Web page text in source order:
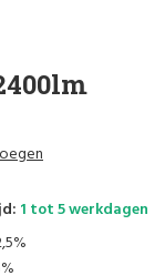
1 tot 5 werkdagen